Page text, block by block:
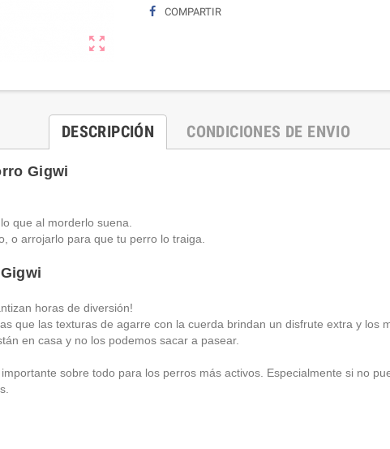
zoom_out_map
COMPARTIR
DESCRIPCIÓN CONDICIONES DE ENVIO
Gigwi
que al morderlo suena.
o arrojarlo para que tu perro lo traiga.
horas de diversión!
que las texturas de agarre con la cuerda brindan un disfrute extra y los
en casa y no los podemos sacar a pasear.
sobre todo para los perros más activos. Especialmente si no